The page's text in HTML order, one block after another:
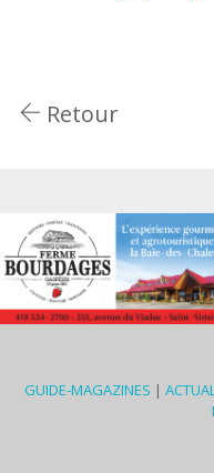
Retour
GUIDE-MAGAZINES |